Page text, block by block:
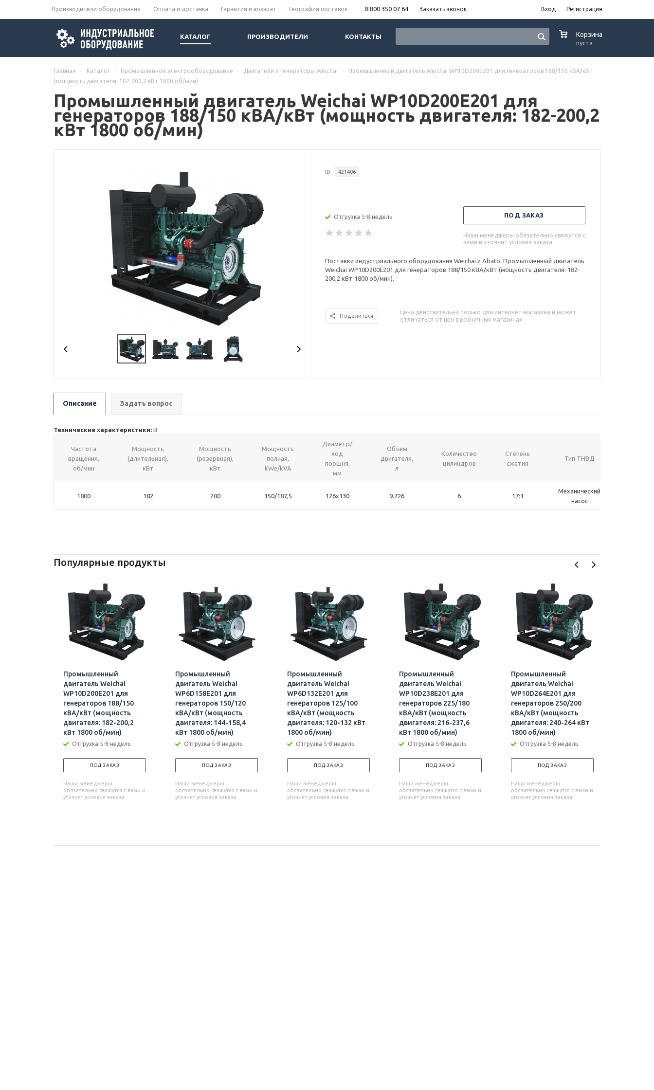
Производители оборудования Оплата и доставка Гарантия и возврат География поставок 8 800 350 07 64 Заказать звонок Вход Регистрация
КАТАЛОГ ПРОИЗВОДИТЕЛИ КОНТАКТЫ Корзина
пуста
Главная - Каталог - Промышленное электрооборудование - Двигатели и генераторы Weichai -
Промышленный двигатель Weichai WP10D200E201 для генераторов 188/150 кВА/кВт
(мощность двигателя: 182-200,2 кВт 1800 об/мин)
Промышленный двигатель Weichai WP10D200E201 для
генераторов 188/150 кВА/кВт (мощность двигателя: 182-200,2
кВт 1800 об/мин)
ID 421406
Отгрузка 5-8 недель ПОД ЗАКАЗ
Наши менеджеры обязательно свяжутся с
вами и уточнят условия заказа
Поставки индустриального оборудования Weichai и Abato. Промышленный двигатель
Weichai WP10D200E201 для генераторов 188/150 кВА/кВт (мощность двигателя: 182-
200,2 кВт 1800 об/мин).
Поделиться
Цена действительна только для интернет-магазина и может
отличаться от цен в розничных магазинах
Описание Задать вопрос
Технические характеристики: В
Частота
вращения,
об/мин
Мощность
(длительная),
кВт
Мощность
(резервная),
кВт
Мощность
полная,
kWe/kVA
Диаметр/
ход
поршня,
мм
Объем
двигателя,
л
Количество
цилиндров
Степень
сжатия
Тип ТНВД
1800 182 200 150/187,5 126x130 9.726 6 17:1
Механический
насос
Популярные продукты
Промышленный
двигатель Weichai
WP10D200E201 для
генераторов 188/150
кВА/кВт (мощность
двигателя: 182-200,2
кВт 1800 об/мин)
Отгрузка 5-8 недель
ПОД ЗАКАЗ
Наши менеджеры
обязательно свяжутся с вами и
уточнят условия заказа
Промышленный
двигатель Weichai
WP6D158E201 для
генераторов 150/120
кВА/кВт (мощность
двигателя: 144-158,4
кВт 1800 об/мин)
Отгрузка 5-8 недель
ПОД ЗАКАЗ
Наши менеджеры
обязательно свяжутся с вами и
уточнят условия заказа
Промышленный
двигатель Weichai
WP6D132E201 для
генераторов 125/100
кВА/кВт (мощность
двигателя: 120-132 кВт
1800 об/мин)
Отгрузка 5-8 недель
ПОД ЗАКАЗ
Наши менеджеры
обязательно свяжутся с вами и
уточнят условия заказа
Промышленный
двигатель Weichai
WP10D238E201 для
генераторов 225/180
кВА/кВт (мощность
двигателя: 216-237,6
кВт 1800 об/мин)
Отгрузка 5-8 недель
ПОД ЗАКАЗ
Наши менеджеры
обязательно свяжутся с вами и
уточнят условия заказа
Промышленный
двигатель Weichai
WP10D264E201 для
генераторов 250/200
кВА/кВт (мощность
двигателя: 240-264 кВт
1800 об/мин)
Отгрузка 5-8 недель
ПОД ЗАКАЗ
Наши менеджеры
обязательно свяжутся с вами и
уточнят условия заказа